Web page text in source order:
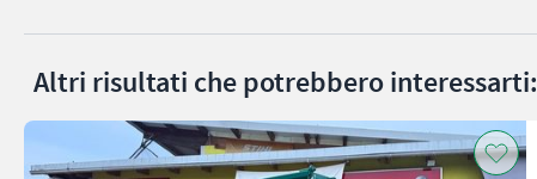
Altri risultati che potrebbero interessarti: